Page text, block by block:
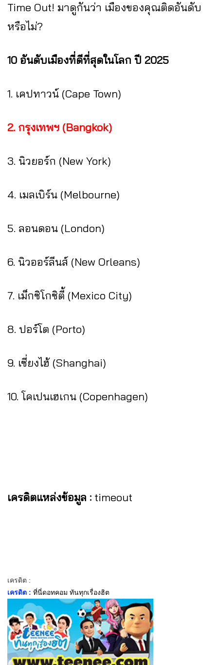
Time Out! มาดูกันว่า เมืองของคุณติดอันดับ
หรือไม่?
10 อันดับเมืองที่ดีที่สุดในโลก ปี 2025
1. เคปทาวน์ (Cape Town)
2. กรุงเทพฯ (Bangkok)
3. นิวยอร์ก (New York)
4. เมลเบิร์น (Melbourne)
5. ลอนดอน (London)
6. นิวออร์ลีนส์ (New Orleans)
7. เม็กซิโกซิตี้ (Mexico City)
8. ปอร์โต (Porto)
9. เซี่ยงไฮ้ (Shanghai)
10. โคเปนเฮเกน (Copenhagen)
เครดิตแหล่งข้อมูล : timeout
เครดิต :
เครดิต : ที่นี่ดอทคอม ทันทุกเรื่องฮิต